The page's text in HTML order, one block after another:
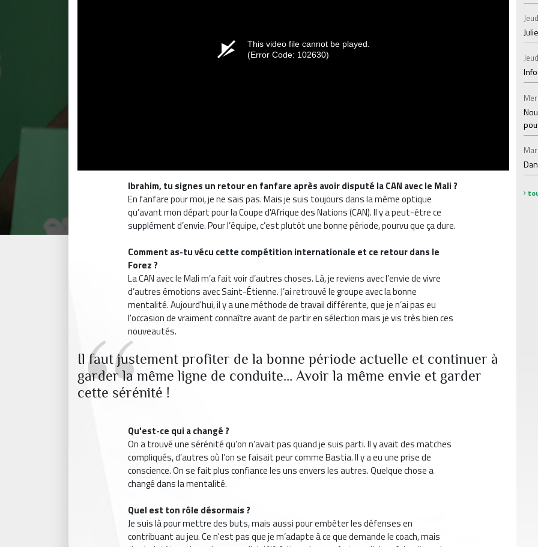
Ibrahim, tu signes un retour en fanfare après avoir disputé la CAN avec le Mali ?
En fanfare pour moi, je ne sais pas. Mais je suis toujours dans la même optique
qu’avant mon départ pour la Coupe d'Afrique des Nations (CAN). Il y a peut-être ce
supplément d’envie. Pour l’équipe, c’est plutôt une bonne période, pourvu que ça dure.
Comment as-tu vécu cette compétition internationale et ce retour dans le
Forez ?
La CAN avec le Mali m’a fait voir d’autres choses. Là, je reviens avec l’envie de vivre
d’autres émotions avec Saint-Étienne. J’ai retrouvé le groupe avec la bonne
mentalité. Aujourd'hui, il y a une méthode de travail différente, que je n’ai pas eu
l'occasion de vraiment connaître avant de partir en sélection mais je vis très bien ces
nouveautés.
Il faut justement profiter de la bonne période actuelle et continuer à
garder la même ligne de conduite… Avoir la même envie et garder
cette sérénité !
Qu'est-ce qui a changé ?
On a trouvé une sérénité qu’on n’avait pas quand je suis parti. Il y avait des matches
compliqués, d’autres où l’on se faisait peur comme Bastia. Il y a eu une prise de
conscience. On se fait plus confiance les uns envers les autres. Quelque chose a
changé dans la mentalité.
Quel est ton rôle désormais ?
Je suis là pour mettre des buts, mais aussi pour embêter les défenses en
contribuant au jeu. Ce n'est pas que je m’adapte à ce que demande le coach, mais